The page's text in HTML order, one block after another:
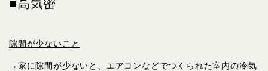
■高気密
隙間が少ないこと
→家に隙間が少ないと、エアコンなどでつくられた室内の冷気